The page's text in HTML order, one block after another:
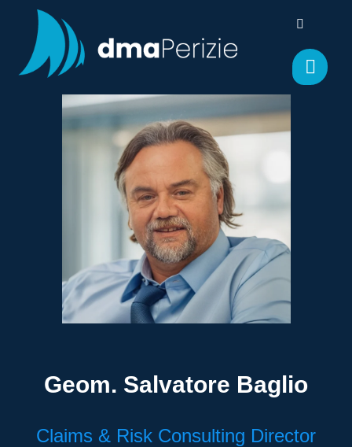
Geom. Salvatore Baglio
Claims & Risk Consulting Director